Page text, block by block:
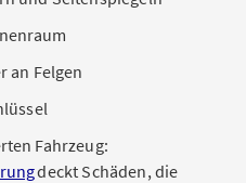
an Felgen
Fahrzeug:
deckt Schäden, die